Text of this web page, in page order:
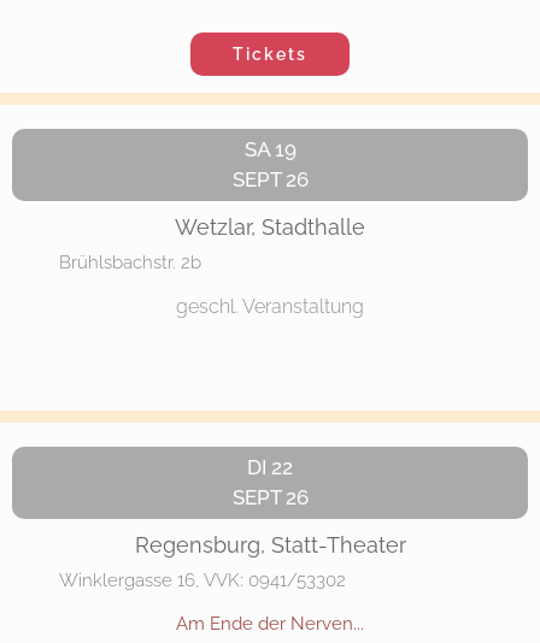
Tickets
SA 19
SEPT 26
Wetzlar, Stadthalle
Brühlsbachstr. 2b
geschl. Veranstaltung
DI 22
SEPT 26
Regensburg, Statt-Theater
Winklergasse 16, VVK: 0941/53302
Am Ende der Nerven...